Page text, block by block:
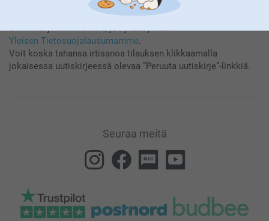
Tilaamalla uutiskirjeemme saat tietoa tuotteistamme ja
erikoistarjouksistamme, ja hyväksyt näin
Yleisen Tietosuojalausumamme.
Voit koska tahansa irtisanoa tilauksen klikkaamalla
jokaisessa uutiskirjeessä olevaa “Peruuta uutiskirje”-linkkiä.
Seuraa meitä